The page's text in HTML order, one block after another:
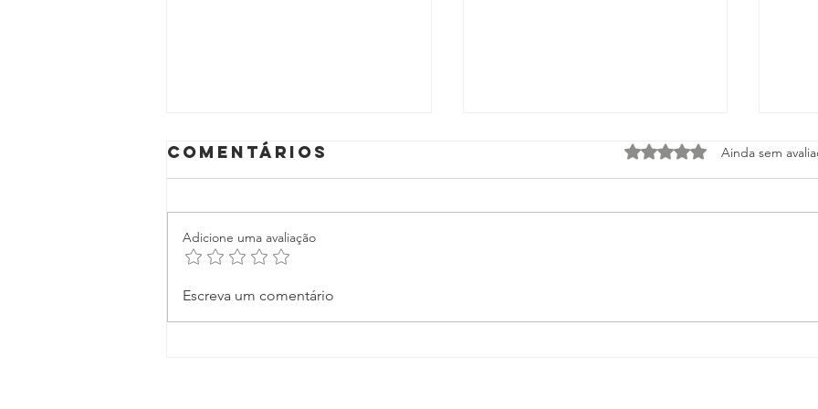
Fim da escala
6x1: O que
e tensão no
Comentários Avaliado com 0 de 5
Ainda sem
Adicione uma avaliação
Escreva um comentário